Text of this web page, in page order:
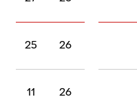
26
25
26
11